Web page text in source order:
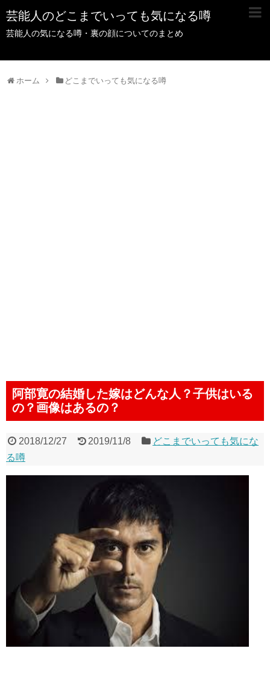
芸能人のどこまでいっても気になる噂
芸能人の気になる噂・裏の顔についてのまとめ
ホーム どこまでいっても気になる噂
阿部寛の結婚した嫁はどんな人？子供はいる
の？画像はあるの？
2018/12/27 2019/11/8
どこまでいっても気にな
る噂